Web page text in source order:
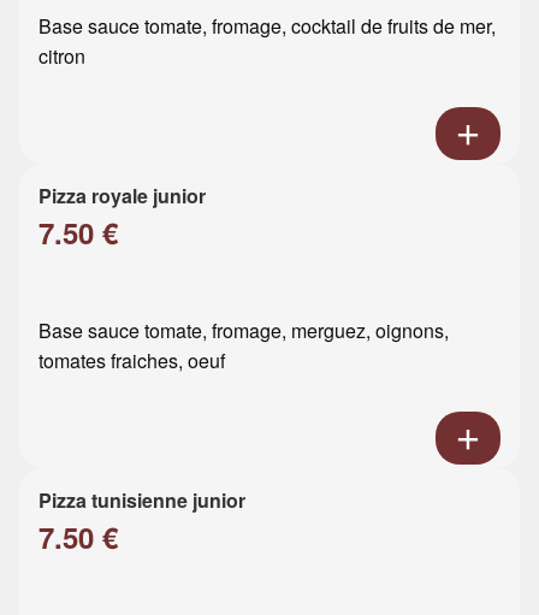
Base sauce tomate, fromage, cocktail de fruits de mer,
citron
Pizza royale junior
7.50 €
Base sauce tomate, fromage, merguez, oignons,
tomates fraiches, oeuf
Pizza tunisienne junior
7.50 €